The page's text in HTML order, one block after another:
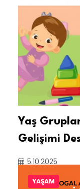
Yaş
Gelişimi
5.10.2025
YAŞAM